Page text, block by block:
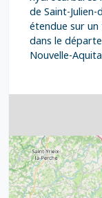
de Saint-
étendue sur
dans le
Nouvelle-